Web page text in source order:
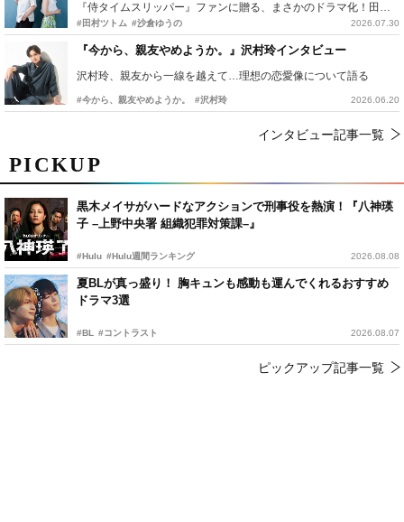
PICKUP
黒木メイサがハードなアクションで刑事役を熱演！『八神瑛
子 –上野中央署 組織犯罪対策課–』
#Hulu #Hulu週間ランキング 2026.08.08
夏BLが真っ盛り！ 胸キュンも感動も運んでくれるおすすめ
ドラマ3選
#BL #コントラスト 2026.08.07
ピックアップ記事一覧
『侍タイムスリッパー』ファンに贈る、まさかのドラマ化！田村ツトム×沙倉ゆうのが語る『心配無用ノ介』撮影秘話
#田村ツトム #沙倉ゆうの 2026.07.30
『今から、親友やめようか。』沢村玲インタビュー
沢村玲、親友から一線を越えて…理想の恋愛像について語る
#今から、親友やめようか。 #沢村玲 2026.06.20
インタビュー記事一覧